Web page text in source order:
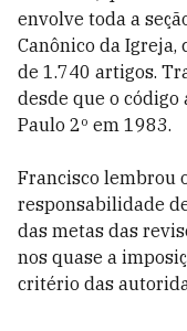
envolve toda a
Canônico da Igreja,
de 1.740 artigos.
desde que o
Paulo 2º em 1983.
Francisco lembrou
responsabilidade
das metas das
nos quase a
critério das